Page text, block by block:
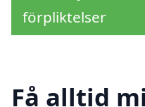
förpliktelser
Få alltid